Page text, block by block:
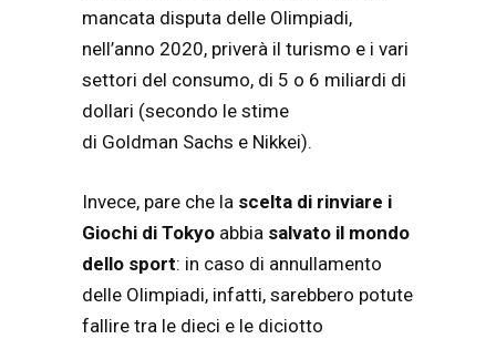
mancata disputa delle Olimpiadi,
nell’anno 2020, priverà il turismo e i vari
settori del consumo, di 5 o 6 miliardi di
dollari (secondo le stime
di Goldman Sachs e Nikkei).
Invece, pare che la scelta di rinviare i
Giochi di Tokyo abbia salvato il mondo
dello sport: in caso di annullamento
delle Olimpiadi, infatti, sarebbero potute
fallire tra le dieci e le diciotto